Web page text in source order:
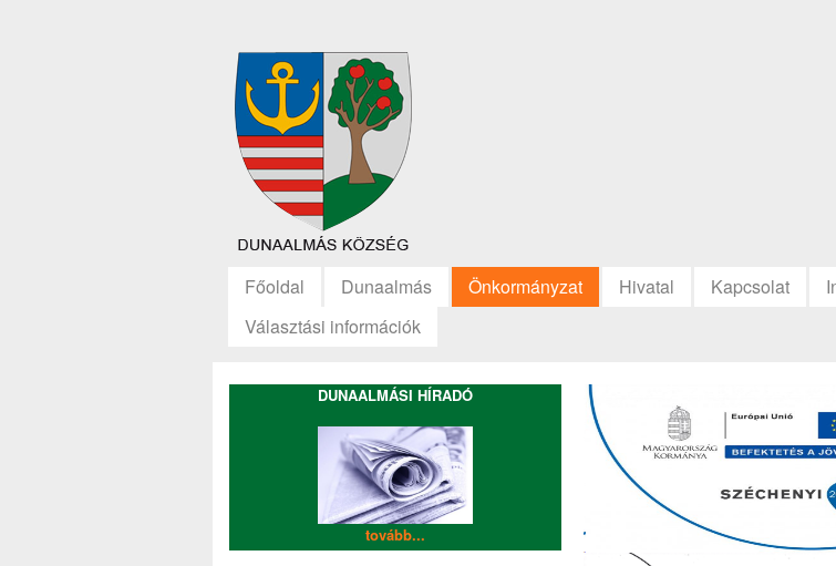
Főoldal Dunaalmás Önkormányzat Hivatal Kapcsolat
Választási információk
DUNAALMÁSI HÍRADÓ
tovább...